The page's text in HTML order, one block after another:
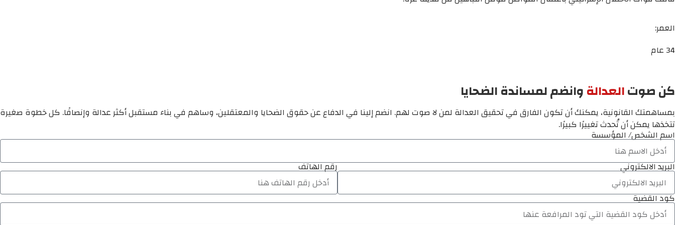
العمر:
34 عام
كن صوتالعدالةوانضم لمساندة الضحايا
بمساهمتك القانونية، يمكنك أن تكون الفارق في تحقيق العدالة لمن لا صوت لهم. انضم إلينا في الدفاع عن حقوق الضحايا والمعتقلين، وساهم في بناء مستقبل أكثر عدالة وإنصافًا. كل خطوة صغيرة
تتخذها يمكن أن تُحدث تغييرًا كبيرًا.
اسم الشخص/ المؤسسة
البريد الالكتروني رقم الهاتف
كود القضية